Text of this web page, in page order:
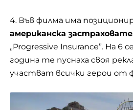
4. Във филма има
американска
„Progressive Insurance”. На 6
година те пуснаха своя
участват всички герои от